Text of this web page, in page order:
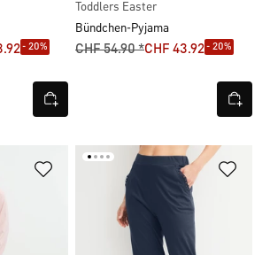
- 20%
Toddlers Easter
Bündchen-Pyjama
CHF 54.90 *CHF 43.92- 20%